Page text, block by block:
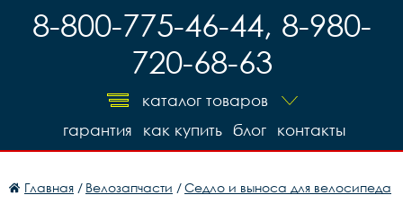
8-800-775-46-44, 8-980-
720-68-63
каталог товаров
контакты
блог
как купить
гарантия
Главная / Велозапчасти /Седло и выноса для велосипеда